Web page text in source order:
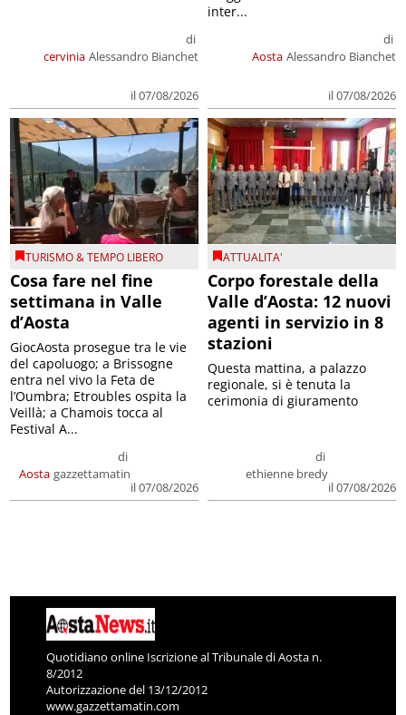
cervinia
di
Alessandro Bianchet
il 07/08/2026
Aosta
di
Alessandro Bianchet
il 07/08/2026
inter...
TURISMO & TEMPO LIBERO
Cosa fare nel fine
settimana in Valle
d’Aosta
Aosta
di
gazzettamatin
il 07/08/2026
GiocAosta prosegue tra le vie
del capoluogo; a Brissogne
entra nel vivo la Feta de
l’Oumbra; Etroubles ospita la
Veillà; a Chamois tocca al
Festival A...
ATTUALITA'
Corpo forestale della
Valle d’Aosta: 12 nuovi
agenti in servizio in 8
stazioni
di
ethienne bredy
il 07/08/2026
Questa mattina, a palazzo
regionale, si è tenuta la
cerimonia di giuramento
Quotidiano online Iscrizione al Tribunale di Aosta n.
8/2012
Autorizzazione del 13/12/2012
www.gazzettamatin.com